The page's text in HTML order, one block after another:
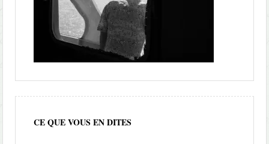
CE QUE VOUS EN DITES